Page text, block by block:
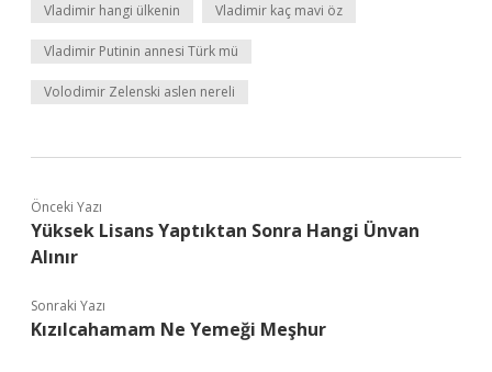
Vladimir hangi ülkenin Vladimir kaç mavi öz
Vladimir Putinin annesi Türk mü
Volodimir Zelenski aslen nereli
Önceki Yazı
Yüksek Lisans Yaptıktan Sonra Hangi Ünvan
Alınır
Sonraki Yazı
Kızılcahamam Ne Yemeği Meşhur